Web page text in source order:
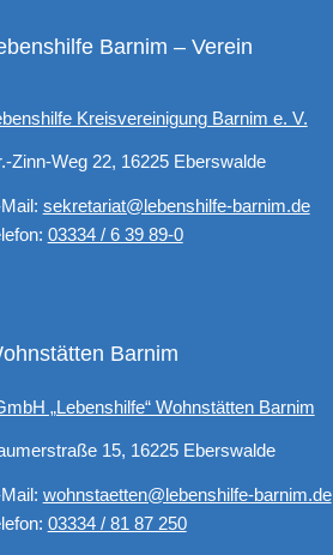
Barnim – Verein
Kreisvereinigung Barnim e. V.
Zinn-Weg 22, 16225 Eberswalde
sekretariat@lebenshilfe-barnim.de
03334 / 6 39 89-0
Barnim
„Lebenshilfe“ Wohnstätten Barnim
15, 16225 Eberswalde
wohnstaetten@lebenshilfe-barnim.de
03334 / 81 87 250